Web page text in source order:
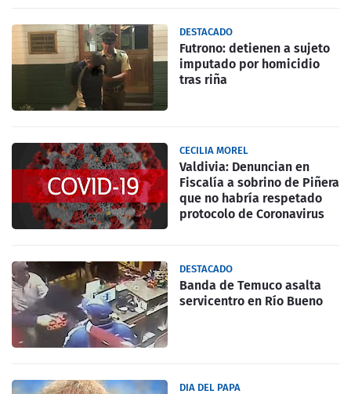
DESTACADO
Futrono: detienen a sujeto
imputado por homicidio
tras riña
CECILIA MOREL
Valdivia: Denuncian en
Fiscalía a sobrino de Piñera
que no habría respetado
protocolo de Coronavirus
DESTACADO
Banda de Temuco asalta
servicentro en Río Bueno
DIA DEL PAPA